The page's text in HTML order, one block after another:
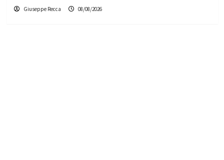
Giuseppe Recca 08/08/2026